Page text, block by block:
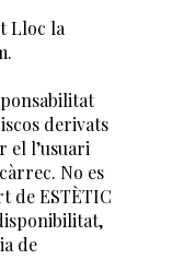
Lloc la
derivats
el l’usuari
No es
de ESTÈTIC
de